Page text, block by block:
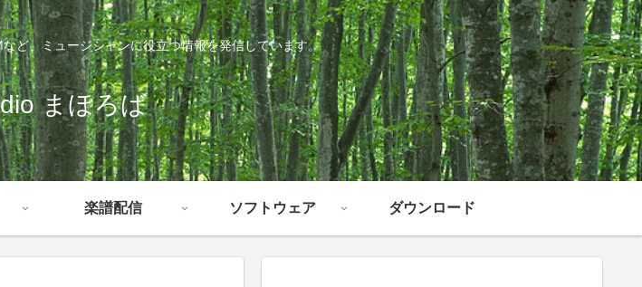
ど、ミュージシャンに役立つ情報を発信しています。
まほろば
楽譜配信 ソフトウェア ダウンロード